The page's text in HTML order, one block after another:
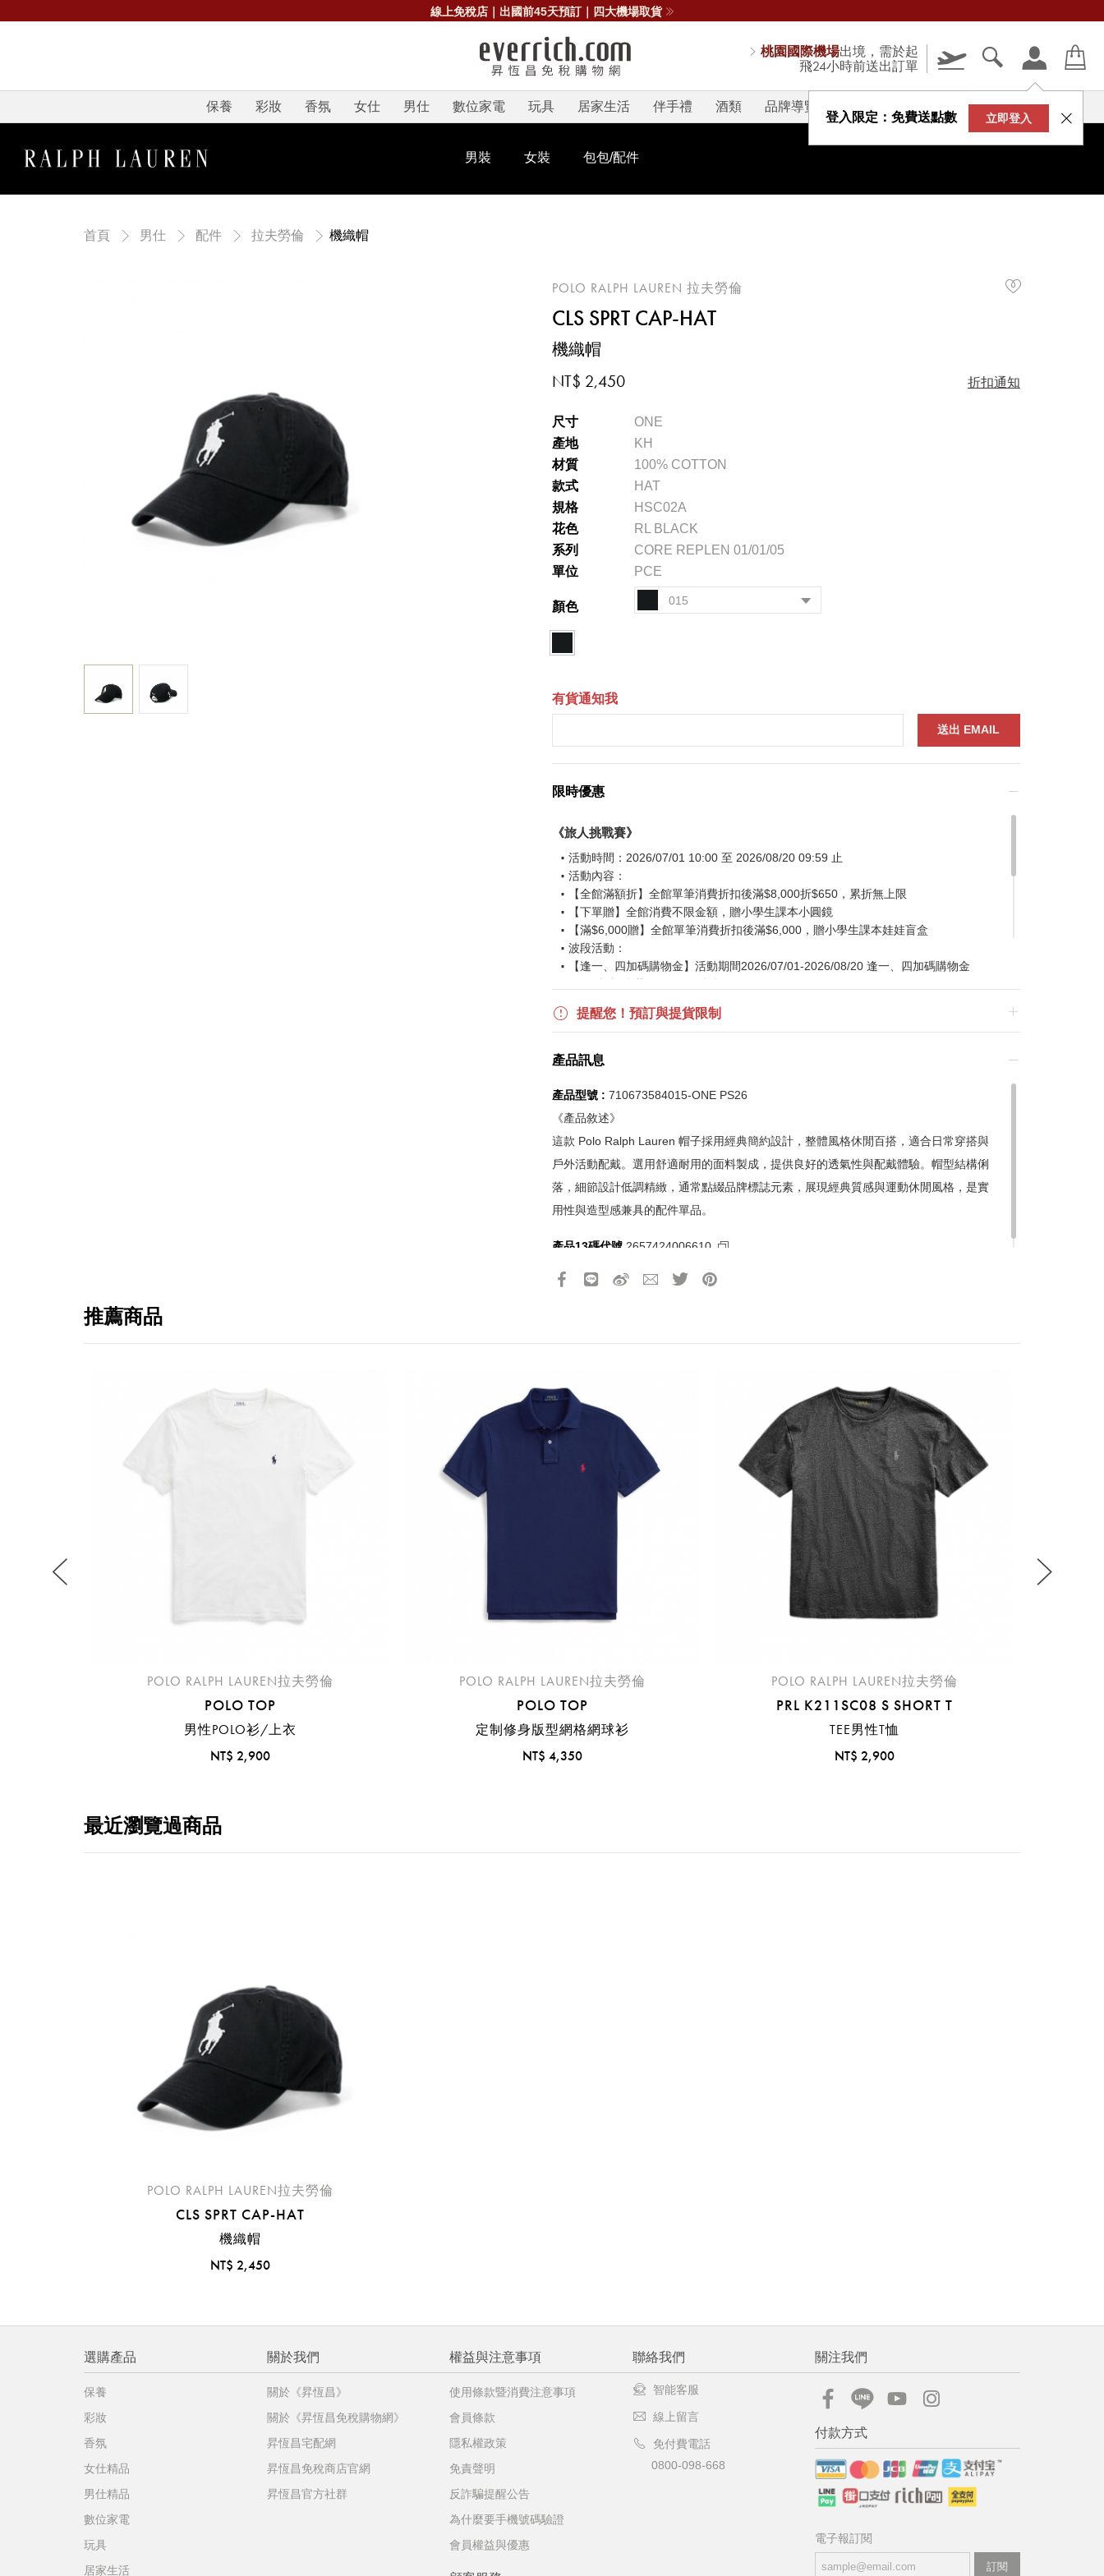
線上免稅店｜出國前45天預訂｜四大機場取貨
桃園國際機場出境，需於起
飛24小時前送出訂單
登入限定：免費送點數 立即登入
保養 彩妝 香氛 女仕 男仕 數位家電 玩具 居家生活 伴手禮 酒類 品牌導覽 V-STORY
男裝 女裝 包包/配件
請選擇您的搭機地點
臺中國際機場(RMQ)
高雄國際機場(KHH)
免稅品線上預訂服務限
不同機場的下單時間皆不相同，細節或訂購流程指引，請瀏覽
購物流程說
首頁 男仕 配件 拉夫勞倫 機織帽
您必須登入才有辦法使用喜愛清單！
POLO RALPH LAUREN 拉夫勞倫
CLS SPRT CAP-HAT
機織帽
NT$ 2,450 折扣通知
尺寸
ONE
產地
KH
材質
100% COTTON
款式
HAT
規格
HSC02A
花色
RL BLACK
系列
CORE REPLEN 01/01/05
單位
PCE
顏色 015
有貨通知我
限時優惠
《旅人挑戰賽》
活動時間：2026/07/01 10:00 至 2026/08/20 09:59 止
活動內容：
【全館滿額折】全館單筆消費折扣後滿$8,000折$650，累折無上限
【下單贈】全館消費不限金額，贈小學生課本小圓鏡
【滿$6,000贈】全館單筆消費折扣後滿$6,000，贈小學生課本娃娃盲盒
波段活動：
【逢一、四加碼購物金】活動期間2026/07/01-2026/08/20 逢一、四加碼購物金
活動詳情請參見
實際折扣金額以系統顯示為準
《網站活動限制說明》
所有活動皆訂單成立時間為準，贈品皆為數量有限，送完為止
所有活動皆以系統自動計算是否達到滿額優惠門檻，以系統計算為準
所有活動皆不可不同訂單相互累計
提醒您！預訂與提貨限制
產品訊息
產品型號 : 710673584015-ONE PS26
《產品敘述》
這款 Polo Ralph Lauren 帽子採用經典簡約設計，整體風格休閒百搭，適合日常穿搭與
戶外活動配戴。選用舒適耐用的面料製成，提供良好的透氣性與配戴體驗。帽型結構俐
落，細節設計低調精緻，通常點綴品牌標誌元素，展現經典質感與運動休閒風格，是實
用性與造型感兼具的配件單品。
產品13碼代號 2657424006610
推薦商品
POLO RALPH LAUREN拉夫勞倫
POLO TOP
男性POLO衫/上衣
NT$ 2,900
POLO RALPH LAUREN拉夫勞倫
POLO TOP
定制修身版型網格網球衫
NT$ 4,350
POLO RALPH LAUREN拉夫勞倫
PRL K211SC08 S SHORT T
TEE男性T恤
NT$ 2,900
最近瀏覽過商品
POLO RALPH LAUREN拉夫勞倫
CLS SPRT CAP-HAT
機織帽
NT$ 2,450
選購產品
保養
彩妝
香氛
女仕精品
男仕精品
數位家電
玩具
居家生活
關於我們
關於《昇恆昌》
關於《昇恆昌免稅購物網》
昇恆昌宅配網
昇恆昌免稅商店官網
昇恆昌官方社群
權益與注意事項
使用條款暨消費注意事項
會員條款
隱私權政策
免責聲明
反詐騙提醒公告
為什麼要手機號碼驗證
會員權益與優惠
聯絡我們
智能客服
線上留言
免付費電話
0800-098-668
關注我們
付款方式
電子報訂閱
訂閱